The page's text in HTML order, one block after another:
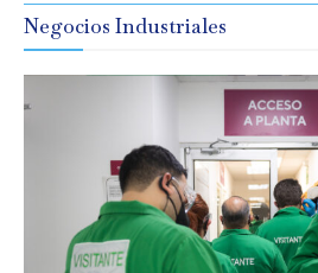
Negocios Industriales